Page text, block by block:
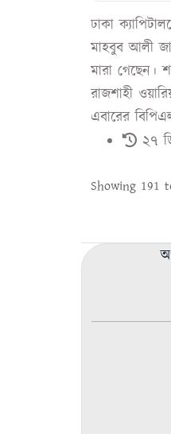
ঢাকা
মাহবুব আলী
মারা গেছেন।
রাজশাহী
এবারের
২৭
Showing 191